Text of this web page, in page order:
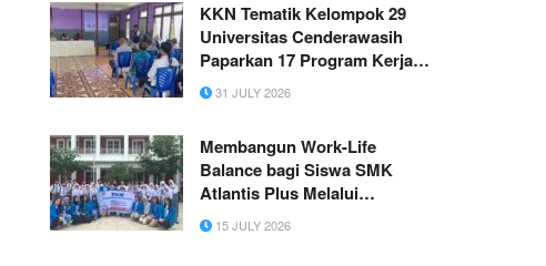
KKN Tematik Kelompok 29
Universitas Cenderawasih
Paparkan 17 Program Kerja di
Kampung Pasir Hitam
31 JULY 2026
Membangun Work-Life
Balance bagi Siswa SMK
Atlantis Plus Melalui
Manajemen Waktu dan
Kesehatan Mental
15 JULY 2026